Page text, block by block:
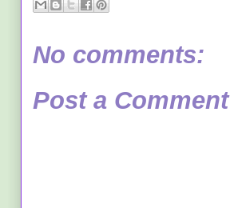
No comments:
Post a Comment